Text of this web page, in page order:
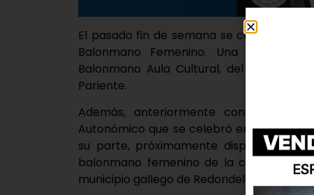
El pasado fin de semana se celebró en
Balonmano Femenino. Una
Balonmano Aula Cultural, del cual
Pariente.
Además, anteriormente consiguieron
Autonómico que se celebró en la
su parte, próximamente disputarán la
balonmano femenino de la categoría
municipio gallego de Redondela, en la